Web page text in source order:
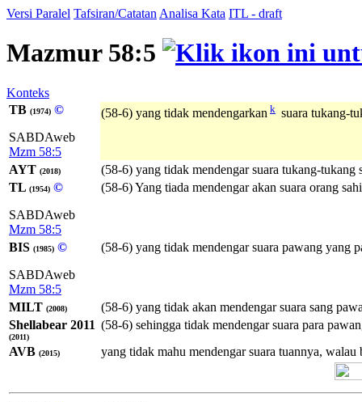
Versi Paralel Tafsiran/Catatan Analisa Kata ITL - draft
Mazmur 58:5
Konteks
TB (1974) ©
SABDAweb
Mzm 58:5
(58-6) yang tidak mendengarkan k suara tukang-
AYT (2018)
(58-6) yang tidak mendengar suara tukang-tukang
TL (1954) ©
SABDAweb
Mzm 58:5
(58-6) Yang tiada mendengar akan suara orang
BIS (1985) ©
SABDAweb
Mzm 58:5
(58-6) yang tidak mendengar suara pawang yang
MILT (2008)
(58-6) yang tidak akan mendengar suara sang
Shellabear 2011
(2011)
(58-6) sehingga tidak mendengar suara para
AVB (2015) yang tidak mahu mendengar suara tuannya,